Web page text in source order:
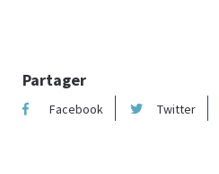
Partager
Facebook Twitter